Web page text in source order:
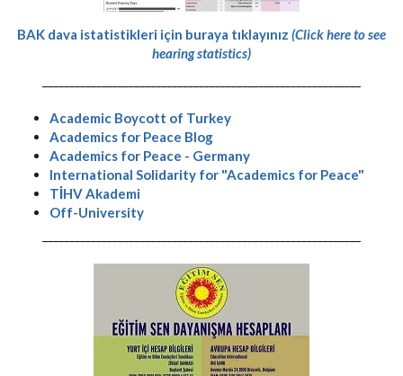
BAK dava istatistikleri için buraya tıklayınız (Click here to see
hearing statistics)
-----------------------------------------------------------
Academic Boycott of Turkey
Academics for Peace Blog
Academics for Peace - Germany
International Solidarity for "Academics for Peace"
TİHV Akademi
Off-University
-----------------------------------------------------------